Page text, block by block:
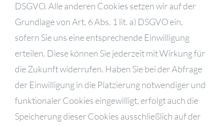
DSGVO. Alle anderen Cookies setzen wir auf der
Grundlage von Art. 6 Abs. 1 lit. a) DSGVO ein,
sofern Sie uns eine entsprechende Einwilligung
erteilen. Diese können Sie jederzeit mit Wirkung für
die Zukunft widerrufen. Haben Sie bei der Abfrage
der Einwilligung in die Platzierung notwendiger und
funktionaler Cookies eingewilligt, erfolgt auch die
Speicherung dieser Cookies ausschließlich auf der